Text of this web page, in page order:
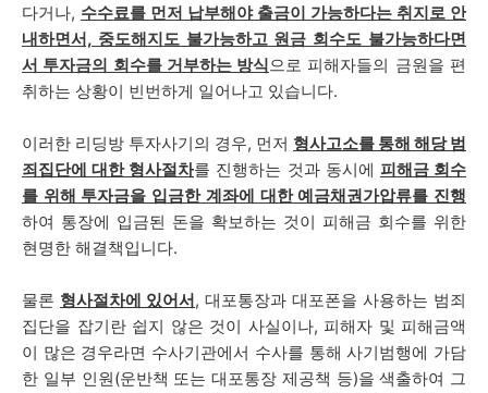
다거나, 수수료를 먼저 납부해야 출금이 가능하다는 취지로 안
내하면서, 중도해지도 불가능하고 원금 회수도 불가능하다면
서 투자금의 회수를 거부하는 방식으로 피해자들의 금원을 편
취하는 상황이 빈번하게 일어나고 있습니다.
이러한 리딩방 투자사기의 경우, 먼저 형사고소를 통해 해당 범
죄집단에 대한 형사절차를 진행하는 것과 동시에 피해금 회수
를 위해 투자금을 입금한 계좌에 대한 예금채권가압류를 진행
하여 통장에 입금된 돈을 확보하는 것이 피해금 회수를 위한
현명한 해결책입니다.
물론 형사절차에 있어서, 대포통장과 대포폰을 사용하는 범죄
집단을 잡기란 쉽지 않은 것이 사실이나, 피해자 및 피해금액
이 많은 경우라면 수사기관에서 수사를 통해 사기범행에 가담
한 일부 인원(운반책 또는 대포통장 제공책 등)을 색출하여 그